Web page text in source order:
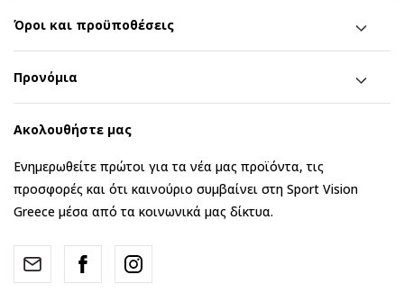
Όροι και προϋποθέσεις
Προνόμια
Ακολουθήστε μας
Ενημερωθείτε πρώτοι για τα νέα μας προϊόντα, τις
προσφορές και ότι καινούριο συμβαίνει στη Sport Vision
Greece μέσα από τα κοινωνικά μας δίκτυα.